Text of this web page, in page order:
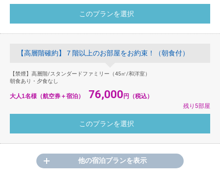
【高層階確約】７階以上のお部屋をお約束！（朝食付）
【禁煙】高層階/スタンダードファミリー（45㎡/和洋室）
朝食あり・夕食なし
大人1名様（航空券＋宿泊） 76,000円（税込）
残り5部屋
他の宿泊プランを表示